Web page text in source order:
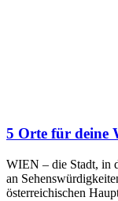
5 Orte für deine
WIEN – die Stadt, in
an
österreichischen